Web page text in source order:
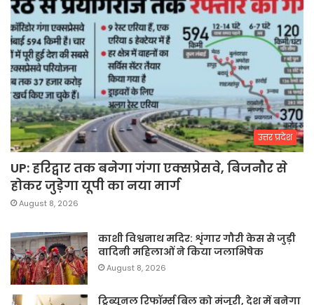
उत्तर प्रदेश
UP: हरिद्वार तक बनेगा गंगा एक्सप्रेसवे, बिजनौर से
होकर जुड़ेगा यूपी का नया मार्ग
August 8, 2026
काशी विश्वनाथ मदिर: शृंगार गौरी केस से जुड़ी
वादिनी महिलाओं ने किया जलाभिषेक
August 8, 2026
ट्रिब्यूनल रिफॉर्म्स बिल को मंजूरी, देश में बनेगा